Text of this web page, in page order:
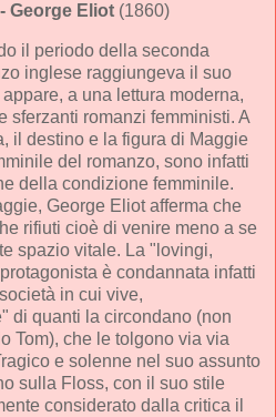
- George Eliot (1860)
il periodo della seconda
inglese raggiungeva il suo
a una lettura moderna,
sferzanti romanzi femministi. A
il destino e la figura di Maggie
del romanzo, sono infatti
della condizione femminile.
George Eliot afferma che
rifiuti cioè di venire meno a se
spazio vitale. La "lovingi,
è condannata infatti
in cui vive,
di quanti la circondano (non
Tom), che le tolgono via via
e solenne nel suo assunto
sulla Floss, con il suo stile
considerato dalla critica il